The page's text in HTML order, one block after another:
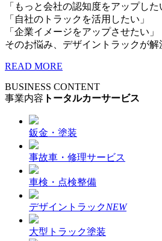
「もっと会社の認知度をアップした
「自社のトラックを活用したい」
「企業イメージをアップさせたい」
そのお悩み、デザイントラックが解
READ MORE
BUSINESS CONTENT
事業内容 トータルカーサービス
鈑金・塗装
事故車・修理サービス
車検・点検整備
デザイントラックNEW
大型トラック塗装